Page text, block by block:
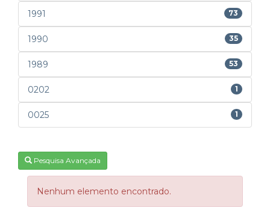
1991 73
1990 35
1989 53
0202 1
0025 1
Pesquisa Avançada
Nenhum elemento encontrado.